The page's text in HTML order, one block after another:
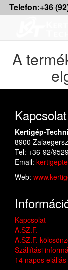
Telefon:+36
A
Kapcsolat
Kertigép-
8900
Tel: +36-92/
Email:
Web:
Kapcsolat
A.SZ.F.
A.SZ.F.
Szállítási
14 napos elállás